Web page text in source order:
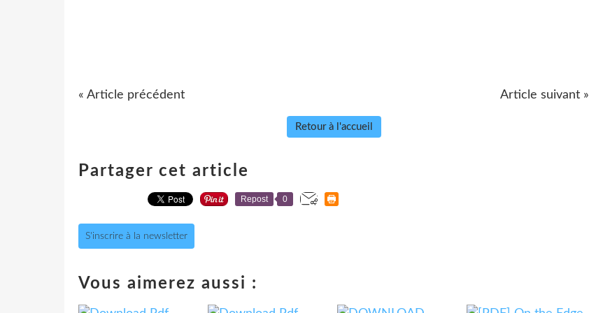
« Article précédent Article suivant »
Retour à l'accueil
Partager cet article
Repost 0
S'inscrire à la newsletter
Vous aimerez aussi :